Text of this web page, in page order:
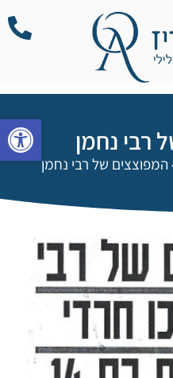
פתח רבי נחמן
המפוצצים של רבי נחמן